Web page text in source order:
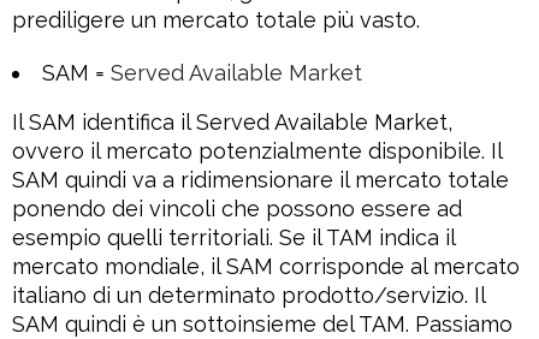
prediligere un mercato totale più vasto.
SAM = Served Available Market
Il SAM identifica il Served Available Market,
ovvero il mercato potenzialmente disponibile. Il
SAM quindi va a ridimensionare il mercato totale
ponendo dei vincoli che possono essere ad
esempio quelli territoriali. Se il TAM indica il
mercato mondiale, il SAM corrisponde al mercato
italiano di un determinato prodotto/servizio. Il
SAM quindi è un sottoinsieme del TAM. Passiamo